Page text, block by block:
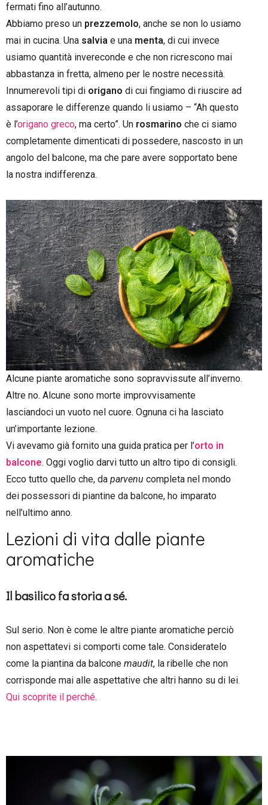
fermati fino all’autunno.
Abbiamo preso un prezzemolo, anche se non lo usiamo
mai in cucina. Una salvia e una menta, di cui invece
usiamo quantità invereconde e che non ricrescono mai
abbastanza in fretta, almeno per le nostre necessità.
Innumerevoli tipi di origano di cui fingiamo di riuscire ad
assaporare le differenze quando li usiamo – “Ah questo
è l’origano greco, ma certo”. Un rosmarino che ci siamo
completamente dimenticati di possedere, nascosto in un
angolo del balcone, ma che pare avere sopportato bene
la nostra indifferenza.
Alcune piante aromatiche sono sopravvissute all’inverno.
Altre no. Alcune sono morte improvvisamente
lasciandoci un vuoto nel cuore. Ognuna ci ha lasciato
un’importante lezione.
Vi avevamo già fornito una guida pratica per l’orto in
balcone. Oggi voglio darvi tutto un altro tipo di consigli.
Ecco tutto quello che, da parvenu completa nel mondo
dei possessori di piantine da balcone, ho imparato
nell’ultimo anno.
Lezioni di vita dalle piante
aromatiche
Il basilico fa storia a sé.
Sul serio. Non è come le altre piante aromatiche perciò
non aspettatevi si comporti come tale. Consideratelo
come la piantina da balcone maudit, la ribelle che non
corrisponde mai alle aspettative che altri hanno su di lei.
Qui scoprite il perché.